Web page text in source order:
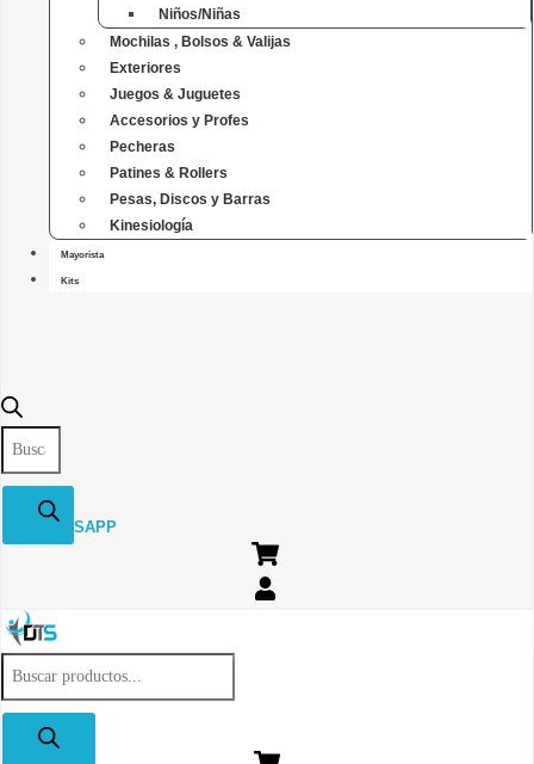
Niños/Niñas
Mochilas , Bolsos & Valijas
Exteriores
Juegos & Juguetes
Accesorios y Profes
Pecheras
Patines & Rollers
Pesas, Discos y Barras
Kinesiología
Mayorista
Kits
de
productos
WHATSAPP
de
productos